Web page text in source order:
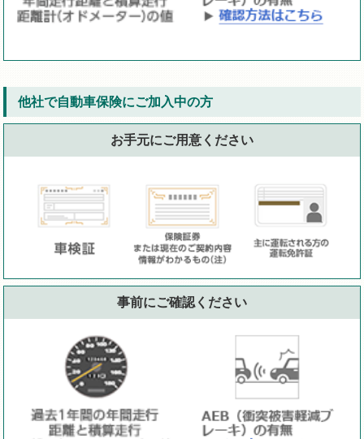
他社で自動車保険にご加入中の方
お手元にご用意ください
事前にご確認ください